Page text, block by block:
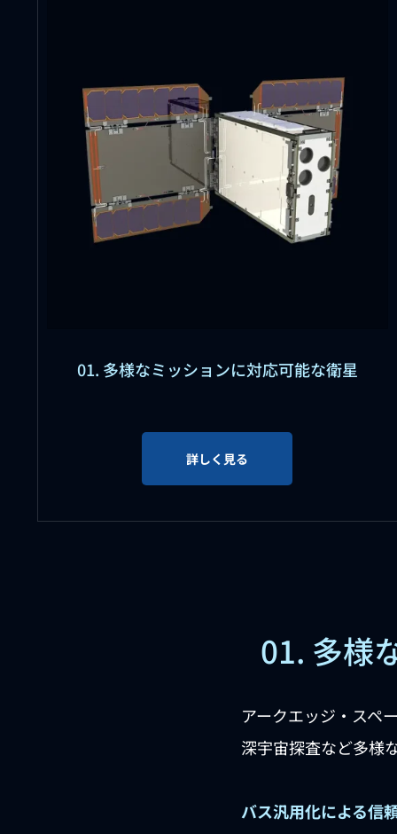
01. 多様なミッションに対応可能な衛星
詳しく見る
01. 多様
アークエッジ・スペ
深宇宙探査など多様
バス汎用化による信